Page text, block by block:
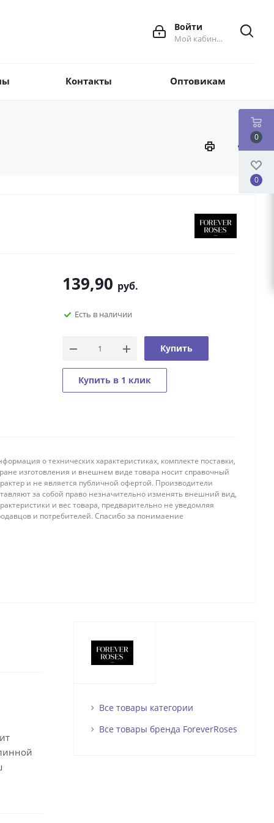
Войти
Мой кабинет
Контакты Оптовикам
139,90 руб.
Есть в наличии
Купить
Купить в 1 клик
о технических характеристиках, комплекте поставки,
изготовления и внешнем виде товара носит справочный
и не является публичной офертой. Производители
за собой право незначительно изменять внешний вид,
и вес товара, предварительно не уведомляя
и потребителей. Спасибо за понимаение
Все товары категории
Все товары бренда ForeverRoses
0
0